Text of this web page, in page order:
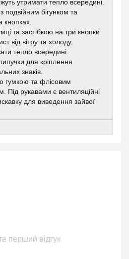
утримати тепло всередині.
подвійним бігунком та
кнопках.
та застібкою на три кнопки
від вітру та холоду,
тепло всередині.
для кріплення
знаків.
гумкою та флісовим
рукавами є вентиляційні
для виведення зайвої
перший відгук